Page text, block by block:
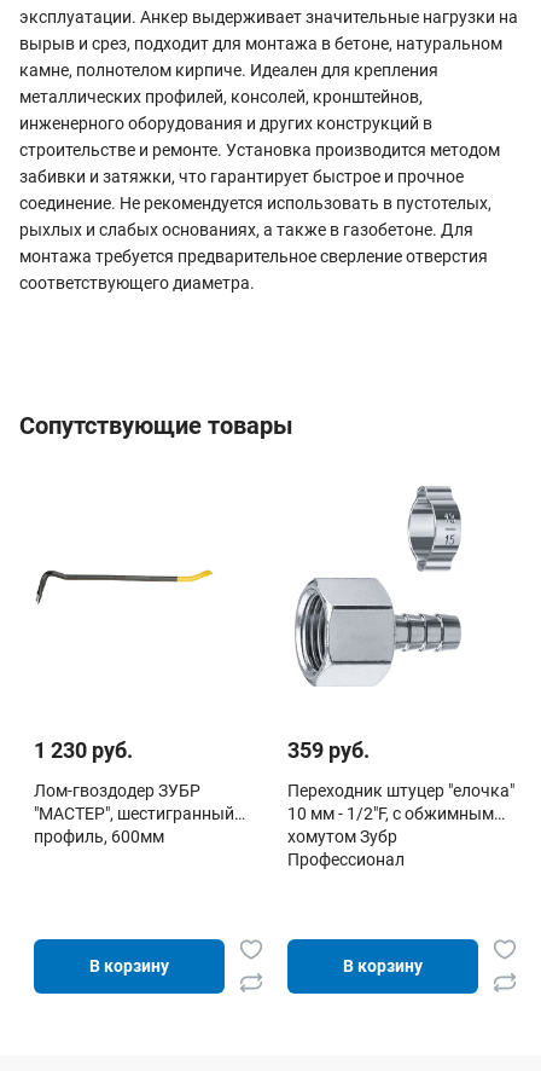
эксплуатации. Анкер выдерживает значительные нагрузки на
вырыв и срез, подходит для монтажа в бетоне, натуральном
камне, полнотелом кирпиче. Идеален для крепления
металлических профилей, консолей, кронштейнов,
инженерного оборудования и других конструкций в
строительстве и ремонте. Установка производится методом
забивки и затяжки, что гарантирует быстрое и прочное
соединение. Не рекомендуется использовать в пустотелых,
рыхлых и слабых основаниях, а также в газобетоне. Для
монтажа требуется предварительное сверление отверстия
соответствующего диаметра.
Сопутствующие товары
1 230 руб.
Лом-гвоздодер ЗУБР
"МАСТЕР", шестигранный
профиль, 600мм
В корзину
359 руб.
Переходник штуцер "елочка"
10 мм - 1/2"F, с обжимным
хомутом Зубр
Профессионал
В корзину